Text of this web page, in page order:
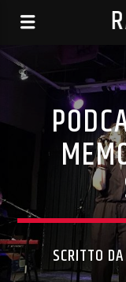
SCRITTO DA